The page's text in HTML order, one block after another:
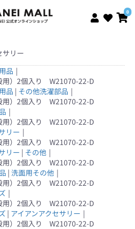
0
サリー
品 |
用）2個入り W21070-22-D
品 | その他洗濯部品 |
用）2個入り W21070-22-D
|
用）2個入り W21070-22-D
リー |
用）2個入り W21070-22-D
リー | その他 |
用）2個入り W21070-22-D
| 洗面用その他 |
用）2個入り W21070-22-D
|
用）2個入り W21070-22-D
| アイアンアクセサリー |
用）2個入り W21070-22-D